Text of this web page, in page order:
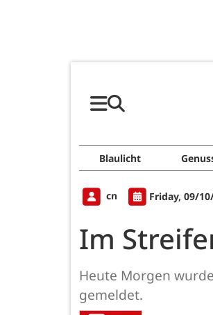
Blaulicht
cn Friday, 09/
Im
Heute Morgen
gemeldet.